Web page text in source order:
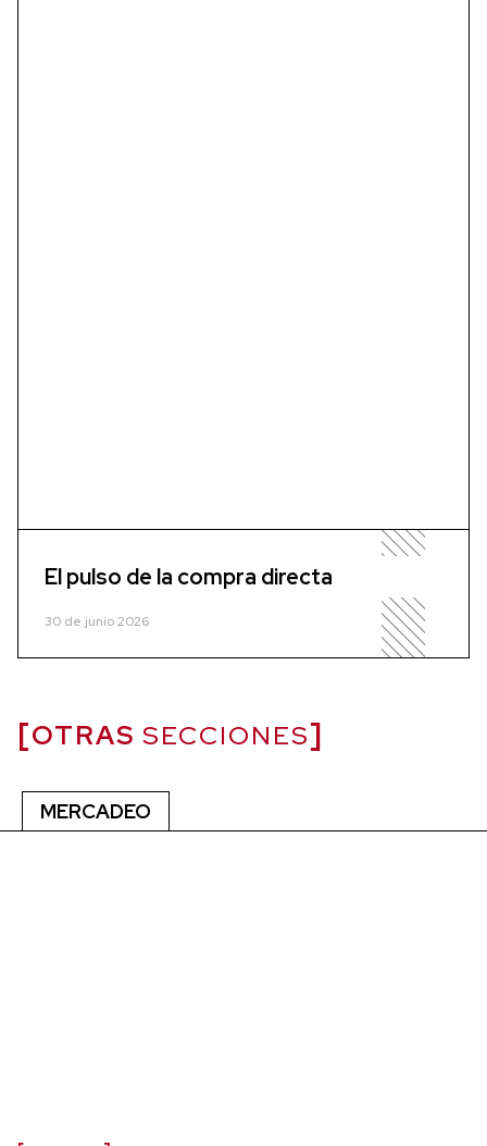
El pulso de la compra directa
30 de junio 2026
OTRAS SECCIONES
MERCADEO